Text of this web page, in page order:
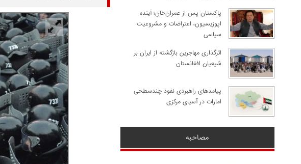
پاکستان پس از عمران‌خان؛ آینده
اپوزیسیون، اعتراضات و مشروعیت
سیاسی
اثرگذاری مهاجرین بازگشته از ایران بر
شیعیان افغانستان
پیامدهای راهبردی نفوذ چندسطحی
امارات در آسیای مرکزی
مصاحبه